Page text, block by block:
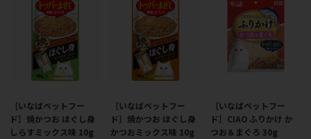
［いなばペットフー
ド］焼かつお ほぐし身
しらすミックス味 10g
［いなばペットフー
ド］焼かつお ほぐし身
かつおミックス味 10g
［いなばペットフー
ド］CIAO ふりかけ か
つお＆まぐろ 30g